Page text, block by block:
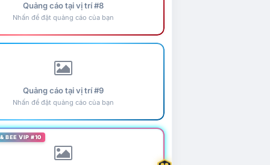
Quảng cáo tại vị trí #8
Nhấn để đặt quảng cáo của bạn
Quảng cáo tại vị trí #9
Nhấn để đặt quảng cáo của bạn
BEE VIP #10